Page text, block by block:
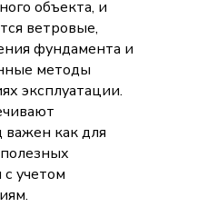
объекта, и
ветровые,
фундамента и
методы
эксплуатации.
как для
учетом